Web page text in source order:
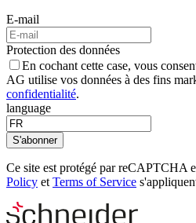
E-mail
Protection des données
En cochant cette case, vous
AG utilise vos données à des fins
confidentialité.
language
S'abonner
Ce site est protégé par reCAPTCHA
Policy et Terms of Service